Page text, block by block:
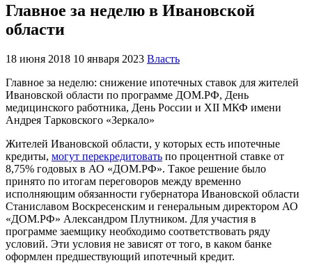
Главное за неделю в Ивановской
области
18 июня 2018 10 января 2023 Власть
Главное за неделю: снижение ипотечных ставок для жителей
Ивановской области по программе ДОМ.РФ, День
медицинского работника, День России и XII МКФ имени
Андрея Тарковского «Зеркало»
Жителей Ивановской области, у которых есть ипотечные
кредиты, могут перекредитовать по процентной ставке от
8,75% годовых в АО «ДОМ.РФ». Такое решение было
принято по итогам переговоров между временно
исполняющим обязанности губернатора Ивановской области
Станиславом Воскресенским и генеральным директором АО
«ДОМ.РФ» Александром Плутником. Для участия в
программе заемщику необходимо соответствовать ряду
условий. Эти условия не зависят от того, в каком банке
оформлен предшествующий ипотечный кредит.